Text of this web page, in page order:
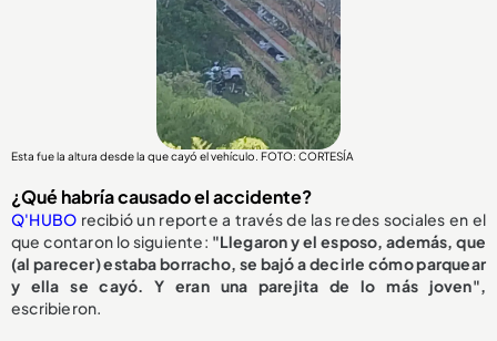
Esta fue la altura desde la que cayó el vehículo. FOTO: CORTESÍA
¿Qué habría causado el accidente?
Q'HUBO recibió un reporte a través de las redes sociales en el
que contaron lo siguiente: "Llegaron y el esposo, además, que
(al parecer) estaba borracho, se bajó a decirle cómo parquear
y ella se cayó. Y eran una parejita de lo más joven",
escribieron.